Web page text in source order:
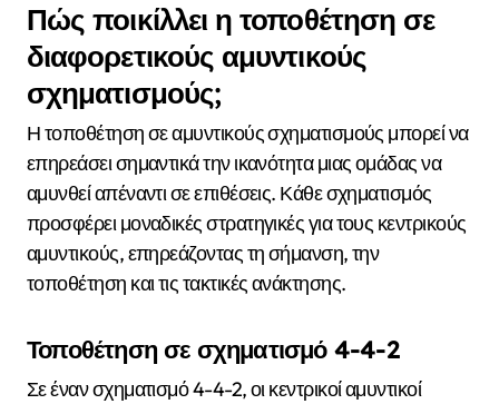
Πώς ποικίλλει η τοποθέτηση σε
διαφορετικούς αμυντικούς
σχηματισμούς;
Η τοποθέτηση σε αμυντικούς σχηματισμούς μπορεί να
επηρεάσει σημαντικά την ικανότητα μιας ομάδας να
αμυνθεί απέναντι σε επιθέσεις. Κάθε σχηματισμός
προσφέρει μοναδικές στρατηγικές για τους κεντρικούς
αμυντικούς, επηρεάζοντας τη σήμανση, την
τοποθέτηση και τις τακτικές ανάκτησης.
Τοποθέτηση σε σχηματισμό 4-4-2
Σε έναν σχηματισμό 4-4-2, οι κεντρικοί αμυντικοί